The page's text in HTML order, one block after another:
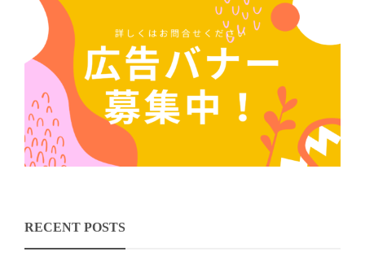
RECENT POSTS